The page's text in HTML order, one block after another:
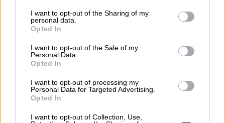
not limited to your visit or usage behaviour. You may click to
grant or deny consent to Google and its third-party tags to
use your data for below specified purposes in below Google
consent section.
I want to opt-out of the Sharing of my
personal data.
Opted In
I want to opt-out of the Sale of my
Personal Data.
Opted In
I want to opt-out of processing my
Personal Data for Targeted Advertising.
Opted In
I want to opt-out of Collection, Use,
εισηγητική έκθεση του Προϋπολογισμού
2025 και ελλείμματος 2.256 εκατ. ευρώ το
αντίστοιχο διάστημα του 2024.
Οικονομία|25.07.2025 09:59